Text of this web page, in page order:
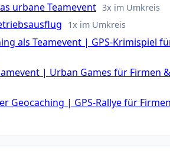
urbane Teamevent 3x im Umkreis
1x im Umkreis
als Teamevent | GPS-Krimispiel
| Urban Games für Firmen
Geocaching | GPS-Rallye für